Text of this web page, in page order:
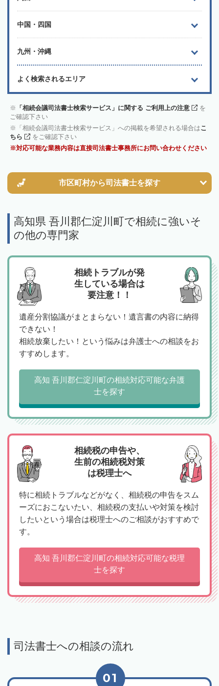
中国・四国
九州・沖縄
よく検索されるエリア
「相続会議司法書士検索サービス」に関する ご利用上の注意
を
ご確認下さい
「相続会議司法書士検索サービス」への掲載を希望される場合はこ
ちら
をご確認下さい
対応可能な業務内容は直接司法書士事務所にお問い合わせください
市区町村から司法書士を探す
高知県 吾川郡仁淀川町で相続に強いそ
の他の専門家
相続トラブルが発
生している場合は
要注意！！
遺産分割協議がまとまらない！遺言書の内容に納得
できない！
相続放棄したい！という悩みは弁護士への相談をお
すすめします。
高知 吾川郡仁淀川町の相続対応可能な弁護
士を探す
相続税の申告や、
生前の相続税対策
は税理士へ
特に相続トラブルなどがなく、相続税の申告をスム
ーズにおこないたい、相続税の支払いや対策を検討
したいという場合は税理士へのご相談がおすすめで
す。
高知 吾川郡仁淀川町の相続対応可能な税理
士を探す
司法書士への相談の流れ
01